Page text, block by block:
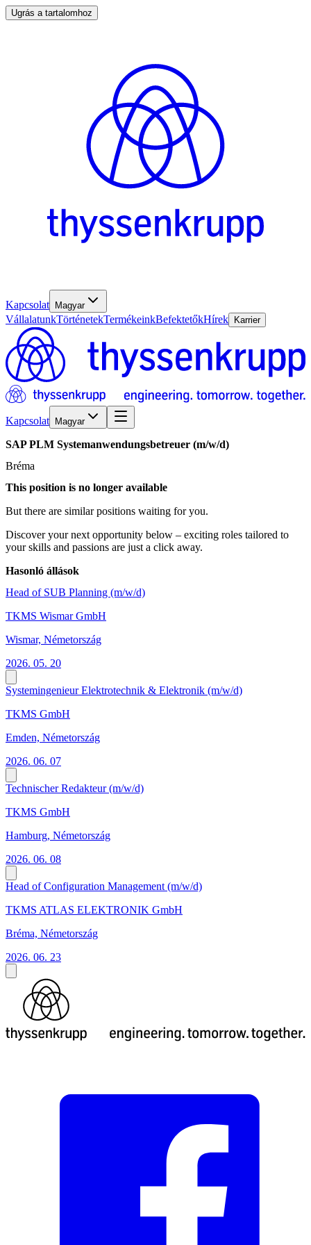
Ugrás a tartalomhoz
Kapcsolat Magyar
VállalatunkTörténetekTermékeinkBefektetőkHírek Karrier
Kapcsolat Magyar
SAP PLM Systemanwendungsbetreuer (m/w/d)
Bréma
This position is no longer available
But there are similar positions waiting for you.
Discover your next opportunity below – exciting roles tailored to
your skills and passions are just a click away.
Hasonló állások
Head of SUB Planning (m/w/d)
TKMS Wismar GmbH
Wismar, Németország
2026. 05. 20
Systemingenieur Elektrotechnik & Elektronik (m/w/d)
TKMS GmbH
Emden, Németország
2026. 06. 07
Technischer Redakteur (m/w/d)
TKMS GmbH
Hamburg, Németország
2026. 06. 08
Head of Configuration Management (m/w/d)
TKMS ATLAS ELEKTRONIK GmbH
Bréma, Németország
2026. 06. 23